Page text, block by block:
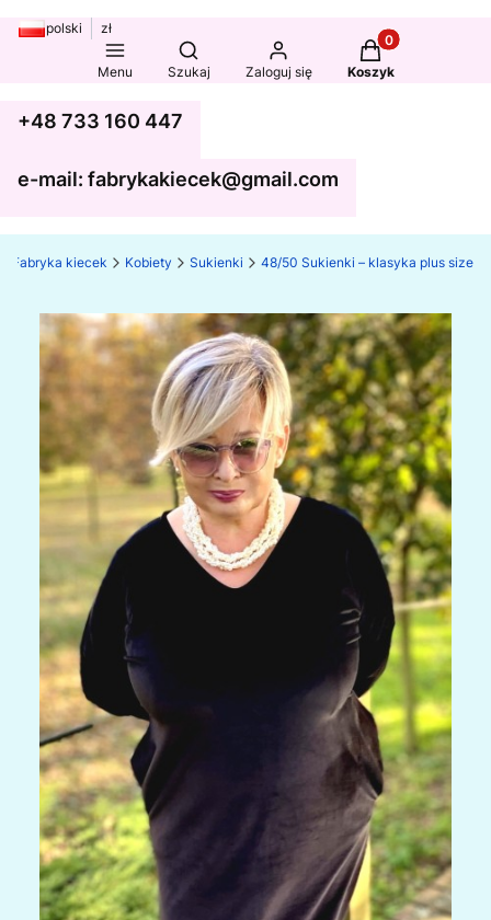
polski zł
Menu
Otwórz wyszukiwarkę
Szukaj Zaloguj się
Produkty w
Koszyk
+48 733 160 447
e-mail: fabrykakiecek@gmail.com
Fabryka kiecek Kobiety Sukienki 48/50 Sukienki – klasyka plus size